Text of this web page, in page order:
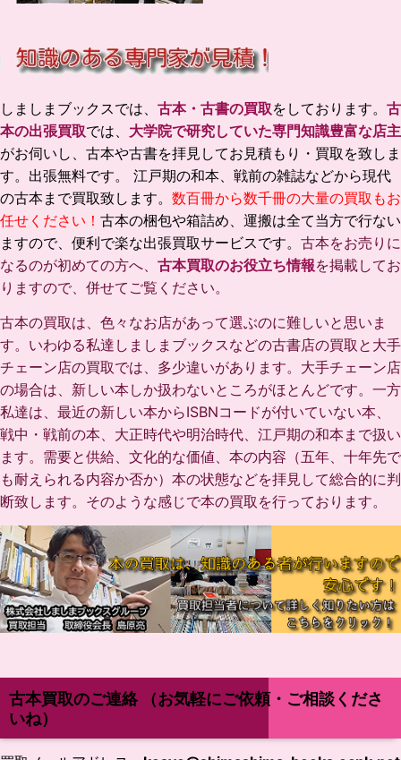
しましまブックスでは、 古本・古書の買取をしております。 古
本の出張買取では、 大学院で研究していた専門知識豊富な店主
がお伺いし、古本や古書を拝見してお見積もり・買取を致しま
す。出張無料です。 江戸期の和本、戦前の雑誌などから現代
の古本まで買取致します。 数百冊から数千冊の大量の買取もお
任せください！ 古本の梱包や箱詰め、運搬は全て当方で行ない
ますので、便利で楽な出張買取サービスです。 古本をお売りに
なるのが初めての方へ、 古本買取のお役立ち情報を掲載してお
りますので、併せてご覧ください。
古本の買取は、色々なお店があって選ぶのに難しいと思いま
す。いわゆる私達しましまブックスなどの古書店の買取と大手
チェーン店の買取では、多少違いがあります。大手チェーン店
の場合は、新しい本しか扱わないところがほとんどです。一方
私達は、最近の新しい本からISBNコードが付いていない本、
戦中・戦前の本、大正時代や明治時代、江戸期の和本まで扱い
ます。需要と供給、文化的な価値、本の内容（五年、十年先で
も耐えられる内容か否か）本の状態などを拝見して総合的に判
断致します。 そのような感じで本の買取を行っております。
古本買取のご連絡（お気軽にご依頼・ご相談くださ
いね）